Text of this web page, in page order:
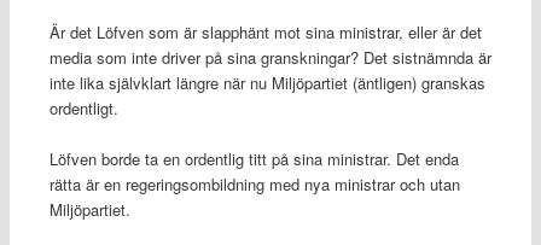
Är det Löfven som är slapphänt mot sina ministrar, eller är det
media som inte driver på sina granskningar? Det sistnämnda är
inte lika självklart längre när nu Miljöpartiet (äntligen) granskas
ordentligt.
Löfven borde ta en ordentlig titt på sina ministrar. Det enda
rätta är en regeringsombildning med nya ministrar och utan
Miljöpartiet.